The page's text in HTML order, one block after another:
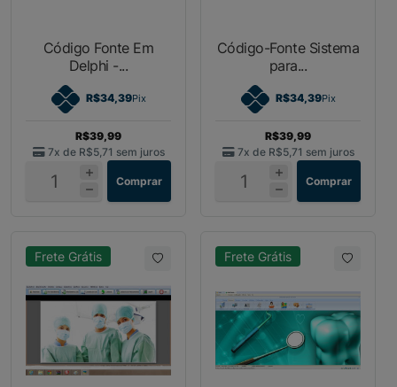
Código Fonte Em
Delphi -...
R$34,39Pix
R$39,99
7x de R$5,71 sem juros
Comprar
Código-Fonte Sistema
para...
R$34,39Pix
R$39,99
7x de R$5,71 sem juros
Comprar
Frete Grátis Frete Grátis